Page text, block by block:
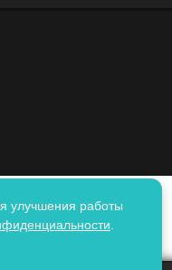
улучшения работы